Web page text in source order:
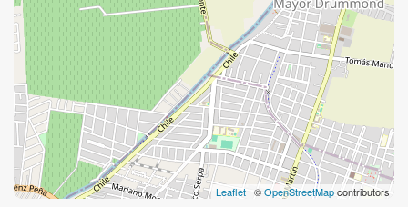
Leaflet | ©OpenStreetMapcontributors